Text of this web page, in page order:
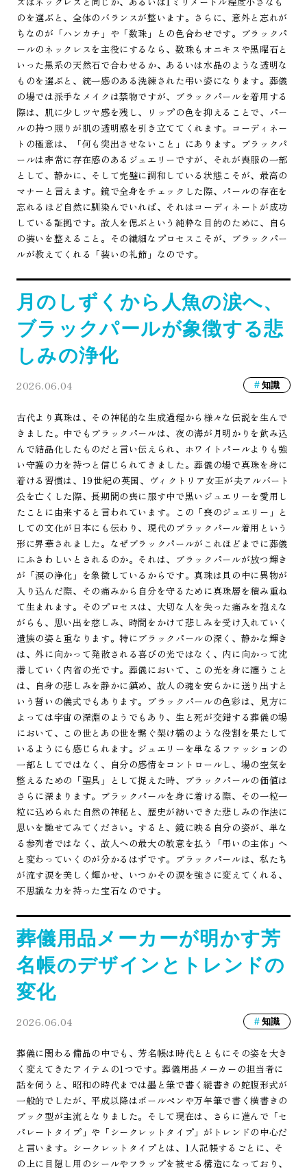
のを選ぶと、全体のバランスが整います。さらに、意外と忘れが
ちなのが「ハンカチ」や「数珠」との色合わせです。ブラックパ
ールのネックレスを主役にするなら、数珠もオニキスや黒曜石と
いった黒系の天然石で合わせるか、あるいは水晶のような透明な
ものを選ぶと、統一感のある洗練された弔い姿になります。葬儀
の場では派手なメイクは禁物ですが、ブラックパールを着用する
際は、肌に少しツヤ感を残し、リップの色を抑えることで、パー
ルの持つ照りが肌の透明感を引き立ててくれます。コーディネー
トの極意は、「何も突出させないこと」にあります。ブラックパ
ールは非常に存在感のあるジュエリーですが、それが喪服の一部
として、静かに、そして完璧に調和している状態こそが、最高の
マナーと言えます。鏡で全身をチェックした際、パールの存在を
忘れるほど自然に馴染んでいれば、それはコーディネートが成功
している証拠です。故人を偲ぶという純粋な目的のために、自ら
の装いを整えること。その繊細なプロセスこそが、ブラックパー
ルが教えてくれる「装いの礼節」なのです。
月のしずくから人魚の涙へ、
ブラックパールが象徴する悲
しみの浄化
2026.06.04 知識
古代より真珠は、その神秘的な生成過程から様々な伝説を生んで
きました。中でもブラックパールは、夜の海が月明かりを飲み込
んで結晶化したものだと言い伝えられ、ホワイトパールよりも強
い守護の力を持つと信じられてきました。葬儀の場で真珠を身に
着ける習慣は、19世紀の英国、ヴィクトリア女王が夫アルバート
公を亡くした際、長期間の喪に服す中で黒いジュエリーを愛用し
たことに由来すると言われています。この「喪のジュエリー」と
しての文化が日本にも伝わり、現代のブラックパール着用という
形に昇華されました。なぜブラックパールがこれほどまでに葬儀
にふさわしいとされるのか。それは、ブラックパールが放つ輝き
が「涙の浄化」を象徴しているからです。真珠は貝の中に異物が
入り込んだ際、その痛みから自分を守るために真珠層を積み重ね
て生まれます。そのプロセスは、大切な人を失った痛みを抱えな
がらも、思い出を慈しみ、時間をかけて悲しみを受け入れていく
遺族の姿と重なります。特にブラックパールの深く、静かな輝き
は、外に向かって発散される喜びの光ではなく、内に向かって沈
潜していく内省の光です。葬儀において、この光を身に纏うこと
は、自身の悲しみを静かに鎮め、故人の魂を安らかに送り出すと
いう誓いの儀式でもあります。ブラックパールの色彩は、見方に
よっては宇宙の深淵のようでもあり、生と死が交錯する葬儀の場
において、この世とあの世を繋ぐ架け橋のような役割を果たして
いるようにも感じられます。ジュエリーを単なるファッションの
一部としてではなく、自分の感情をコントロールし、場の空気を
整えるための「聖具」として捉えた時、ブラックパールの価値は
さらに深まります。ブラックパールを身に着ける際、その一粒一
粒に込められた自然の神秘と、歴史が紡いできた悲しみの作法に
思いを馳せてみてください。すると、鏡に映る自分の姿が、単な
る参列者ではなく、故人への最大の敬意を払う「弔いの主体」へ
と変わっていくのが分かるはずです。ブラックパールは、私たち
が流す涙を美しく輝かせ、いつかその涙を強さに変えてくれる、
不思議な力を持った宝石なのです。
葬儀用品メーカーが明かす芳
名帳のデザインとトレンドの
変化
2026.06.04 知識
葬儀に関わる備品の中でも、芳名帳は時代とともにその姿を大き
く変えてきたアイテムの1つです。葬儀用品メーカーの担当者に
話を伺うと、昭和の時代までは墨と筆で書く縦書きの蛇腹形式が
一般的でしたが、平成以降はボールペンや万年筆で書く横書きの
ブック型が主流となりました。そして現在は、さらに進んで「セ
パレートタイプ」や「シークレットタイプ」がトレンドの中心だ
と言います。シークレットタイプとは、1人記帳するごとに、そ
の上に目隠し用のシールやフラップを被せる構造になっており、